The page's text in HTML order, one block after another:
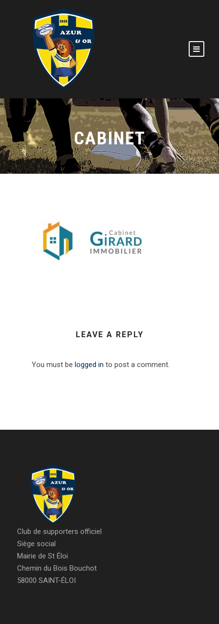
CABINET
LEAVE A REPLY
You must be logged in to post a comment.
Club de supporters officiel
Siège social
Mairie de St Éloi
Chemin du Bois Bouchot
58000 SAINT-ÉLOI